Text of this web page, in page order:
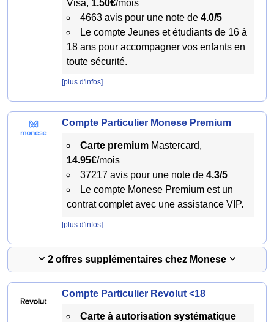
Visa, 1.50€/mois
4663 avis pour une note de 4.0/5
Le compte Jeunes et étudiants de 16 à
18 ans pour accompagner vos enfants en
toute sécurité.
[plus d'infos]
Compte Particulier Monese Premium
Carte premiumMastercard,
14.95€/mois
37217 avis pour une note de 4.3/5
Le compte Monese Premium est un
contrat complet avec une assistance VIP.
[plus d'infos]
2 offres supplémentaires chez Monese
Compte Particulier Revolut <18
Carte à autorisation systématique